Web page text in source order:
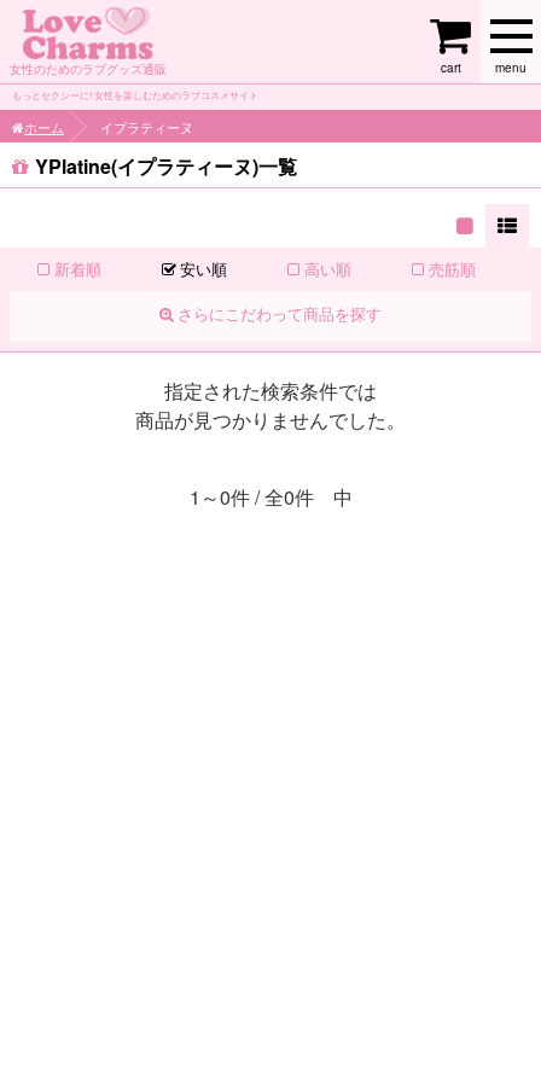
女性のためのラブグッズ通販 menu
cart
もっとセクシーに! 女性を楽しむためのラブコスメサイト
ホーム イプラティーヌ
YPlatine(イプラティーヌ)一覧
新着順 安い順 高い順 売筋順
さらにこだわって商品を探す
指定された検索条件では
商品が見つかりませんでした。
1～0件 / 全0件 中